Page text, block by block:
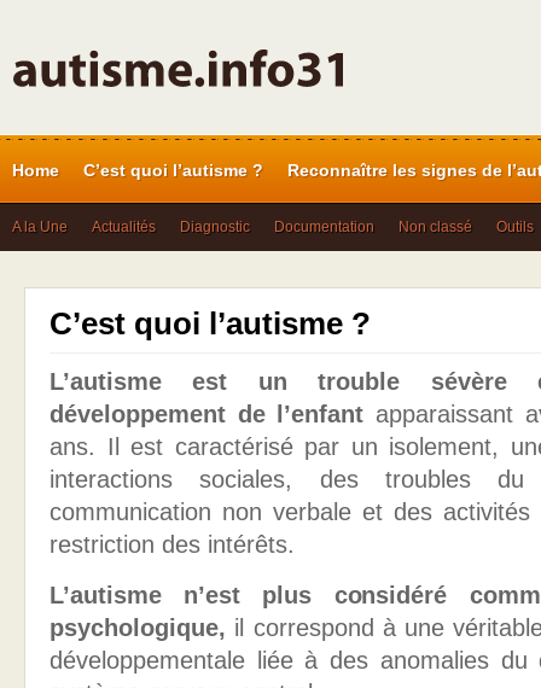
Home C’est quoi l’autisme ? Reconnaître les signes de
A la Une Actualités Diagnostic Documentation Non classé Outils
C’est quoi l’autisme ?
L’autisme est un trouble sévère
développement de l’enfant apparaissant
ans. Il est caractérisé par un isolement,
interactions sociales, des troubles
communication non verbale et des activités
restriction des intérêts.
L’autisme n’est plus considéré
psychologique, il correspond à une
développementale liée à des anomalies du